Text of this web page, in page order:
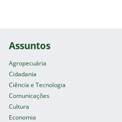
Assuntos
Agropecuária
Cidadania
Ciência e Tecnologia
Comunicações
Cultura
Economia